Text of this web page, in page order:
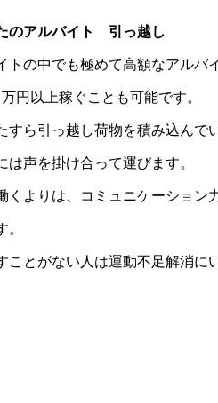
のアルバイト 引っ越し
の中でも極めて高額なアルバ
円以上稼ぐことも可能です。
ら引っ越し荷物を積み込んで
声を掛け合って運びます。
よりは、コミュニケーション
ことがない人は運動不足解消に